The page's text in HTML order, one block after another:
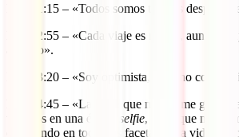
Min 41:15 – «Todos somos turistas después
Min 42:55 – «Cada viaje es nuevo, aunque
antiguo».
Min 43:20 – «Soy optimista, pero no
Min 44:45 – «La parte que menos me gusta
vivimos en una época
selfie, en la que nos
del mundo en todas las facetas de la vida. La